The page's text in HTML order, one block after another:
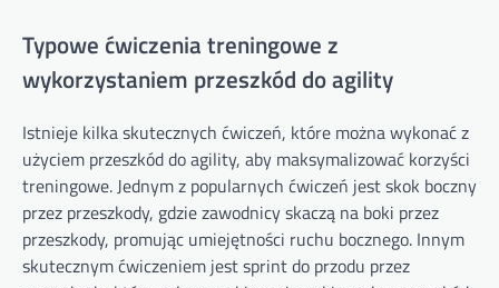
Typowe ćwiczenia treningowe z
wykorzystaniem przeszkód do agility
Istnieje kilka skutecznych ćwiczeń, które można wykonać z
użyciem przeszkód do agility, aby maksymalizować korzyści
treningowe. Jednym z popularnych ćwiczeń jest skok boczny
przez przeszkody, gdzie zawodnicy skaczą na boki przez
przeszkody, promując umiejętności ruchu bocznego. Innym
skutecznym ćwiczeniem jest sprint do przodu przez